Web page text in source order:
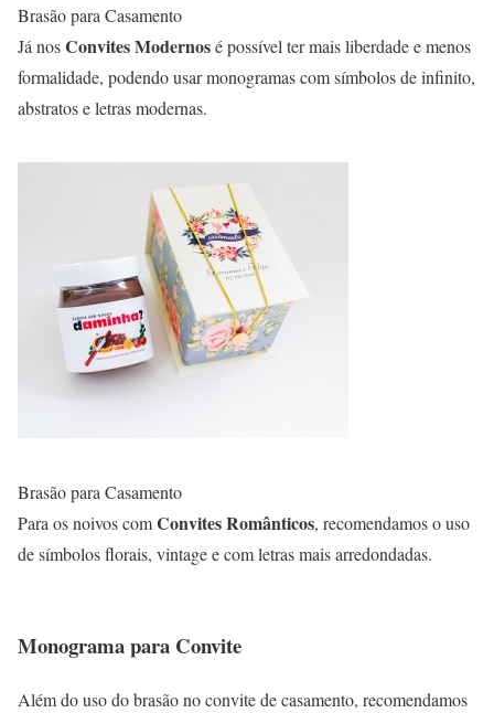
Brasão para Casamento
Já nosConvites Modernosé possível ter mais liberdade e menos
formalidade, podendo usar monogramas com símbolos de infinito,
abstratos e letras modernas.
Brasão para Casamento
Para os noivos comConvites Românticos, recomendamos o uso
de símbolos florais, vintage e com letras mais arredondadas.
Monograma para Convite
Além do uso do brasão no convite de casamento, recomendamos